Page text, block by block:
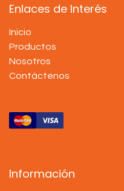
Enlaces de Interés
Inicio
Productos
Nosotros
Contáctenos
Información